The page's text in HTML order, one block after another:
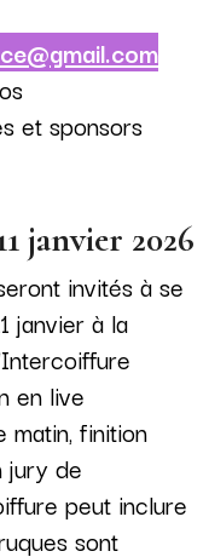
et sponsors
janvier 2026
invités à se
janvier à la
en live
matin, finition
jury de
peut inclure
sont